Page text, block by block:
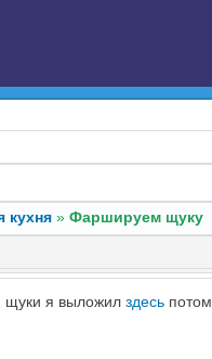
кухня » Фаршируем щуку
щуки я выложилздесь